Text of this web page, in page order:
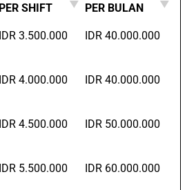
PER SHIFT
PER BULAN
IDR 3.500.000 IDR 40.000.000
IDR 4.000.000 IDR 40.000.000
IDR 4.500.000 IDR 50.000.000
IDR 5.500.000 IDR 60.000.000